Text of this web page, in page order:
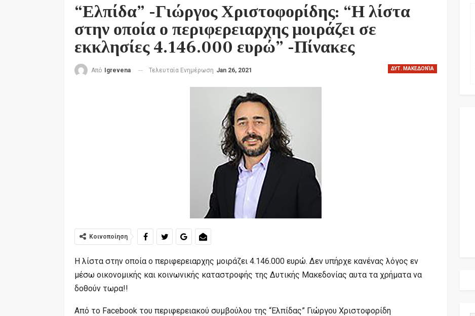
“Ελπίδα” -Γιώργος Χριστοφορίδης: “Η λίστα
στην οποία ο περιφερειαρχης μοιράζει σε
εκκλησίες 4.146.000 ευρώ” -Πίνακες
ΔΥΤ. ΜΑΚΕΔΟΝΊΑ
Από Igrevena Τελευταία Ενημέρωση Jan 26, 2021
Κοινοποίηση
Η λίστα στην οποία ο περιφερειαρχης μοιράζει 4.146.000 ευρώ. Δεν υπήρχε κανένας λόγος εν
μέσω οικονομικής και κοινωνικής καταστροφής της Δυτικής Μακεδονίας αυτα τα χρήματα να
δοθούν τωρα!!
Από το Facebook του περιφερειακού συμβούλου της “Ελπίδας” Γιώργου Χριστοφορίδη